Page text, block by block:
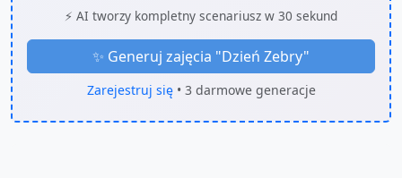
⚡ AI tworzy kompletny scenariusz w 30 sekund
✨ Generuj zajęcia "Dzień Zebry"
Zarejestruj się• 3 darmowe generacje